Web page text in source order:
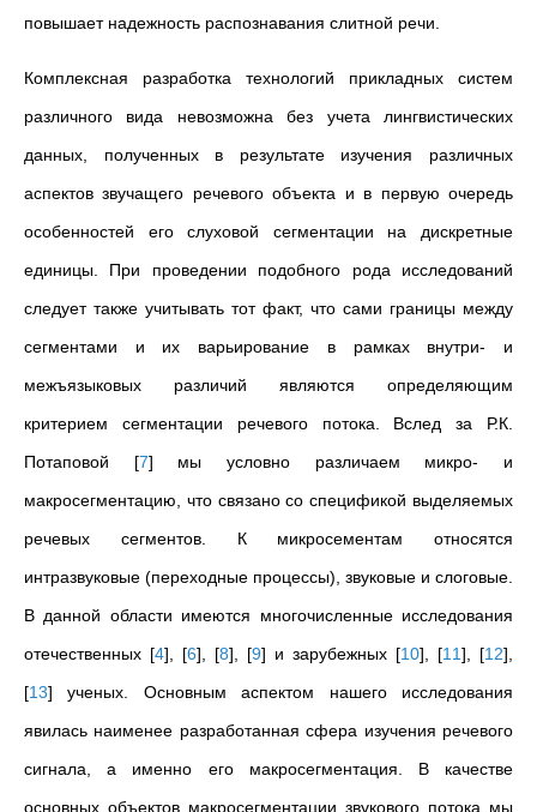
повышает надежность распознавания слитной речи.
Комплексная разработка технологий прикладных систем
различного вида невозможна без учета лингвистических
данных, полученных в результате изучения различных
аспектов звучащего речевого объекта и в первую очередь
особенностей его слуховой сегментации на дискретные
единицы. При проведении подобного рода исследований
следует также учитывать тот факт, что сами границы между
сегментами и их варьирование в рамках внутри- и
межъязыковых различий являются определяющим
критерием сегментации речевого потока. Вслед за Р.К.
Потаповой [7] мы условно различаем микро- и
макросегментацию, что связано со спецификой выделяемых
речевых сегментов. К микросементам относятся
интразвуковые (переходные процессы), звуковые и слоговые.
В данной области имеются многочисленные исследования
отечественных [4] [6] [8] [9] и зарубежных [10] [11] [12]
[13] ученых. Основным аспектом нашего исследования
явилась наименее разработанная сфера изучения речевого
сигнала, а именно его макросегментация. В качестве
основных объектов макросегментации звукового потока мы